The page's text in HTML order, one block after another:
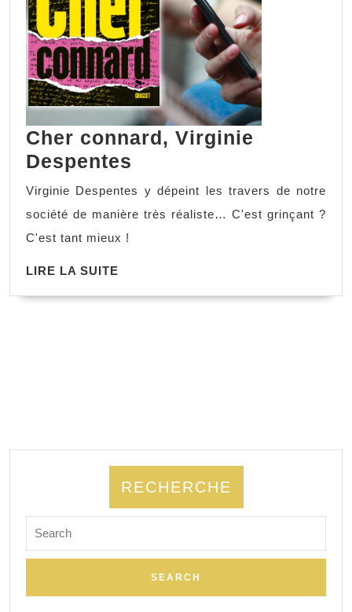
Cher connard, Virginie
Despentes
Virginie Despentes y dépeint les travers de notre
société de manière très réaliste… C'est grinçant ?
C'est tant mieux !
LIRE LA SUITE
RECHERCHE